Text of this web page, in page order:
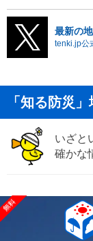
最新の
tenki.jp公
「知る防災
いざと
確かな